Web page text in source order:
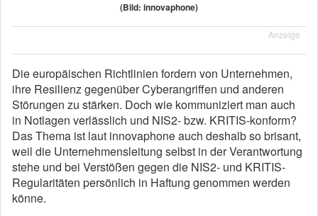
(Bild: innovaphone)
Anzeige
Die europäischen Richtlinien fordern von Unternehmen,
ihre Resilienz gegenüber Cyberangriffen und anderen
Störungen zu stärken. Doch wie kommuniziert man auch
in Notlagen verlässlich und NIS2- bzw. KRITIS-konform?
Das Thema ist laut innovaphone auch deshalb so brisant,
weil die Unternehmensleitung selbst in der Verantwortung
stehe und bei Verstößen gegen die NIS2- und KRITIS-
Regularitäten persönlich in Haftung genommen werden
könne.